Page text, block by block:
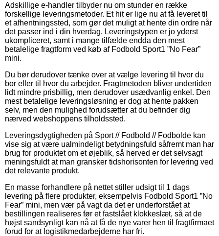
Adskillige e-handler tilbyder nu om stunder en række
forskellige leveringsmetoder. Et hit er lige nu at få leveret til
et afhentningssted, som gør det muligt at hente din ordre når
det passer ind i din hverdag. Leveringstypen er jo yderst
ukompliceret, samt i mange tilfælde endda den mest
betalelige fragtform ved køb af Fodbold Sport1 ”No Fear”
mini.
Du bør derudover tænke over at vælge levering til hvor du
bor eller til hvor du arbejder. Fragtmetoden bliver undertiden
lidt mindre prisbillig, men derudover usædvanlig enkel. Den
mest betalelige leveringsløsning er dog at hente pakken
selv, men den mulighed forudsætter at du befinder dig
nærved webshoppens tilholdssted.
Leveringsdygtigheden på Sport // Fodbold // Fodbolde kan
vise sig at være ualmindeligt betydningsfuld såfremt man har
brug for produktet om et øjeblik, så herved er det selvsagt
meningsfuldt at man gransker tidshorisonten for levering ved
det relevante produkt.
En masse forhandlere på nettet stiller udsigt til 1 dags
levering på flere produkter, eksempelvis Fodbold Sport1 ”No
Fear” mini, men vær på vagt da det er underforstået at
bestillingen realiseres før et fastslået klokkeslæt, så at de
højst sandsynligt kan nå at få de nye varer hen til fragtfirmaet
forud for at logistikmedarbejderne har fri.